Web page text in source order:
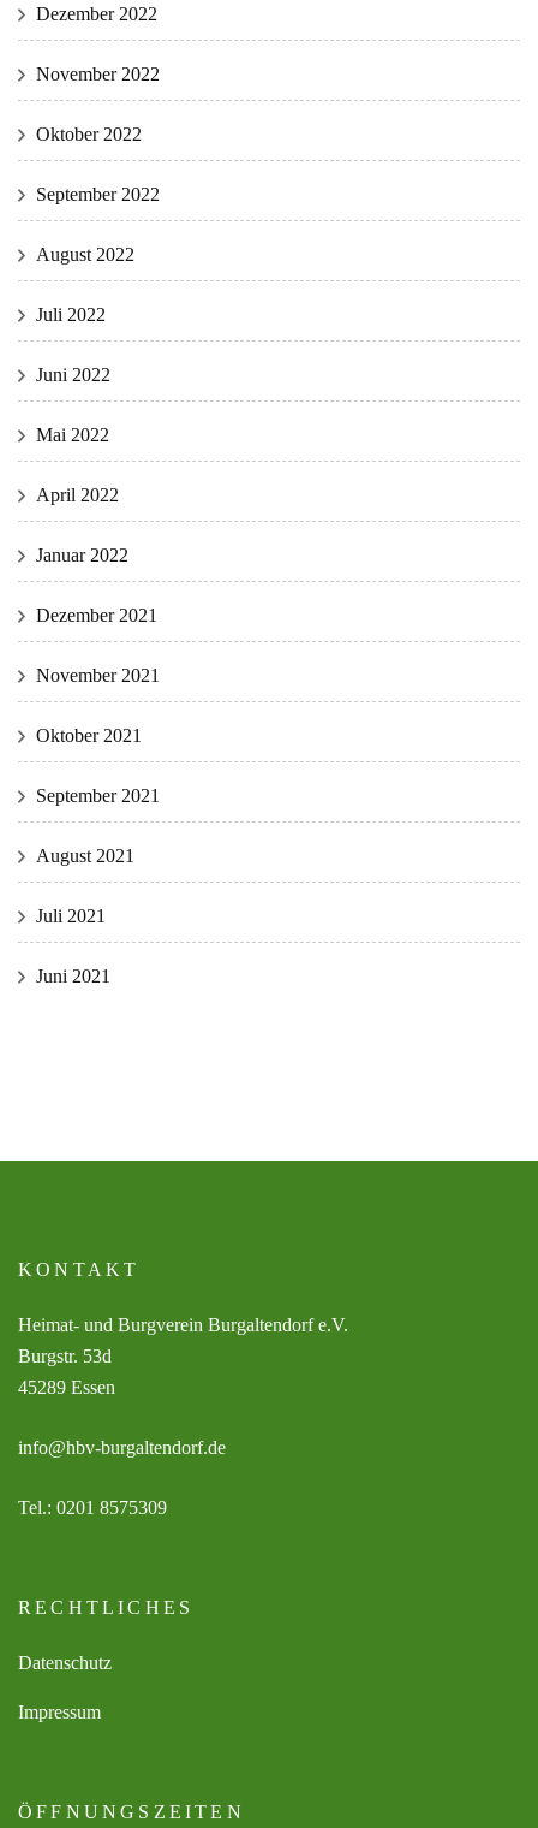
Dezember 2022
November 2022
Oktober 2022
September 2022
August 2022
Juli 2022
Juni 2022
Mai 2022
April 2022
Januar 2022
Dezember 2021
November 2021
Oktober 2021
September 2021
August 2021
Juli 2021
Juni 2021
KONTAKT
Heimat- und Burgverein Burgaltendorf e.V.
Burgstr. 53d
45289 Essen
info@hbv-burgaltendorf.de
Tel.: 0201 8575309
RECHTLICHES
Datenschutz
Impressum
ÖFFNUNGSZEITEN